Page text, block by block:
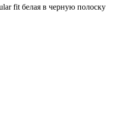
fit белая в черную полоску